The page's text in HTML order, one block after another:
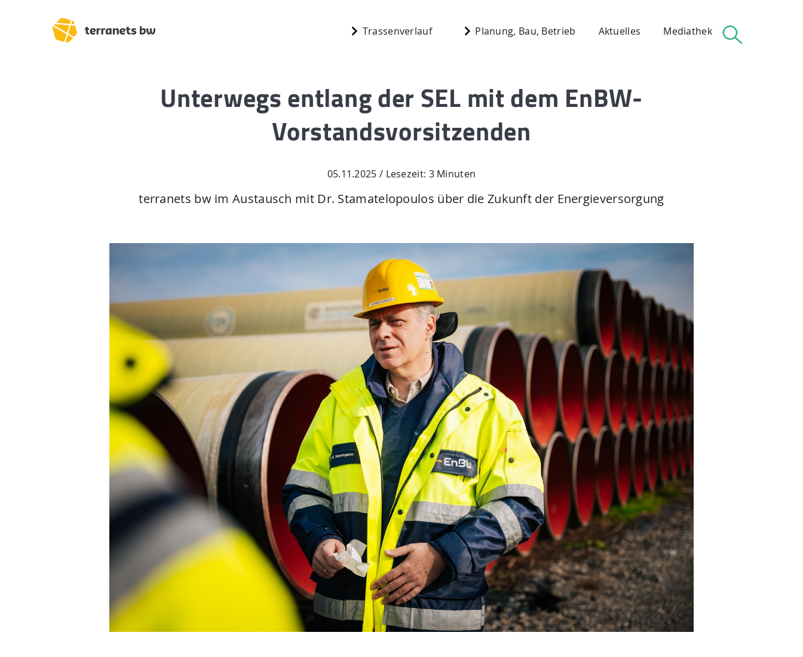
Trassenverlauf Planung, Bau, Betrieb Aktuelles Mediathek
Trassenverlauf SEL:
Lampertheim – Heidelberg
Löchgau – Esslingen a. N.
Esslingen a. N. – Bissingen
Start
Planung, Bau, Betrieb
Aktuelles
Newsletter
Kontakt
Suche
Unterwegs entlang der SEL mit dem EnBW-
Vorstandsvorsitzenden
05.11.2025 / Lesezeit: 3 Minuten
terranets bw im Austausch mit Dr. Stamatelopoulos über die Zukunft der Energieversorgung